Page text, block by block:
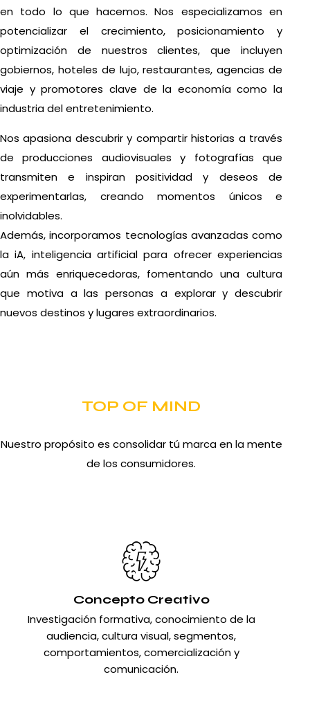
en todo lo que hacemos. Nos especializamos en
potencializar el crecimiento, posicionamiento y
optimización de nuestros clientes, que incluyen
gobiernos, hoteles de lujo, restaurantes, agencias de
viaje y promotores clave de la economía como la
industria del entretenimiento.
Nos apasiona descubrir y compartir historias a través
de producciones audiovisuales y fotografías que
transmiten e inspiran positividad y deseos de
experimentarlas, creando momentos únicos e
inolvidables.
Además, incorporamos tecnologías avanzadas como
la iA, inteligencia artificial para ofrecer experiencias
aún más enriquecedoras, fomentando una cultura
que motiva a las personas a explorar y descubrir
nuevos destinos y lugares extraordinarios.
TOP OF MIND
Nuestro propósito es consolidar tú marca en la mente
de los consumidores.
Concepto Creativo
Investigación formativa, conocimiento de la
audiencia, cultura visual, segmentos,
comportamientos, comercialización y
comunicación.